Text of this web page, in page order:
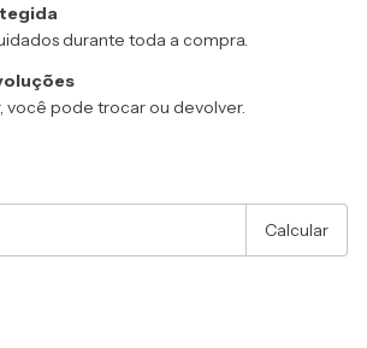
durante toda a compra.
você pode trocar ou devolver.
Calcular